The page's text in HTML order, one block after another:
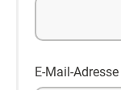
E-Mail-Adresse